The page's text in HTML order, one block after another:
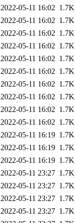
2022-05-11 16:02 1.7K
2022-05-11 16:02 1.7K
2022-05-11 16:02 1.7K
2022-05-11 16:02 1.7K
2022-05-11 16:02 1.7K
2022-05-11 16:02 1.7K
2022-05-11 16:02 1.7K
2022-05-11 16:02 1.7K
2022-05-11 16:02 1.7K
2022-05-11 16:02 1.7K
2022-05-11 16:19 1.7K
2022-05-11 16:19 1.7K
2022-05-11 16:19 1.7K
2022-05-11 23:27 1.7K
2022-05-11 23:27 1.7K
2022-05-11 23:27 1.7K
2022-05-11 23:27 1.7K